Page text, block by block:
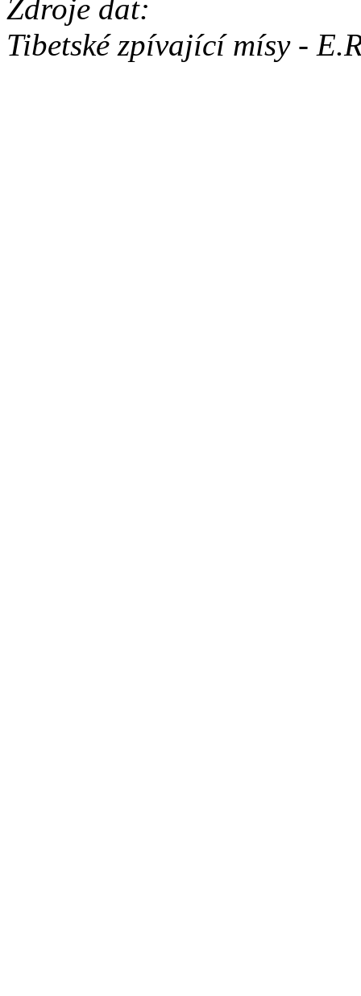
Zdroje dat:
Tibetské zpívající mísy -